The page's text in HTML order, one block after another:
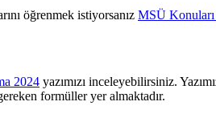
öğrenmek istiyorsanız MSÜ
2024 yazımızı inceleyebilirsiniz.
formüller yer almaktadır.